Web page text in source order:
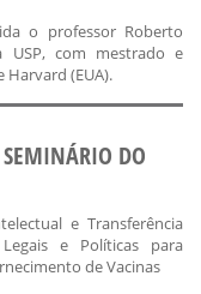
o professor Roberto
USP, com mestrado e
(EUA).
DO
e Transferência
e Políticas para
de Vacinas